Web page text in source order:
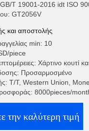
T 19001-2016 idt ISO
GT2056V
και αποστολής
min: 10
piece
Χάρτινο κουτί
Προσαρμοσμένο
T/T, Western Union,
8000pieces/
την καλύτερη τιμή